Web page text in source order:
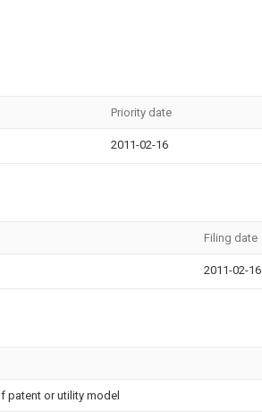
Priority date
2011-02-16
Filing date
2011-02-16
patent or utility model